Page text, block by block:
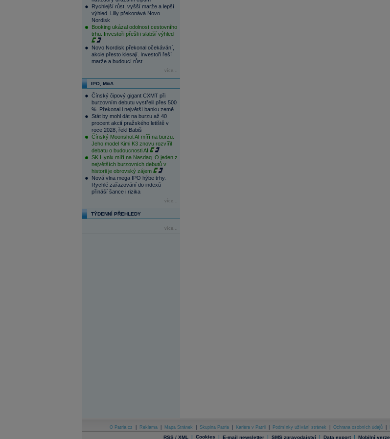
Rychlejší růst, vyšší marže a lepší
výhled. Lilly překonává Novo
Nordisk
Booking ukázal odolnost cestovního
trhu. Investoři přešli i slabší výhled
Novo Nordisk překonal očekávání,
akcie přesto klesají. Investoři řeší
marže a budoucí růst
více...
IPO, M&A
Čínský čipový gigant CXMT při
burzovním debutu vystřelil přes 500
%. Překonal i největší banku země
Stát by mohl dát na burzu až 40
procent akcií pražského letiště v
roce 2028, řekl Babiš
Čínský Moonshot AI míří na burzu.
Jeho model Kimi K3 znovu rozvířil
debatu o budoucnosti AI
SK Hynix míří na Nasdaq. O jeden z
největších burzovních debutů v
historii je obrovský zájem
Nová vlna mega IPO hýbe trhy.
Rychlé zařazování do indexů
přináší šance i rizika
více...
TÝDENNÍ PŘEHLEDY
více...
O Patria.cz Reklama Mapa Stránek Skupina Patria Kariéra v Patrii Podmínky užívání stránek Ochrana osobních údajů
RSS / XML | Cookies | E-mail newsletter | SMS zpravodajství | Data export | Mobilní verze